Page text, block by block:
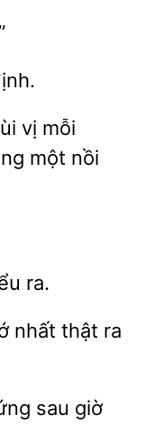
vị mỗi
một
nhất thật ra
giờ